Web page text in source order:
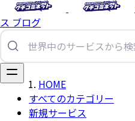
ス ブログ
すべてのカテゴリー
新規サービス
HOME